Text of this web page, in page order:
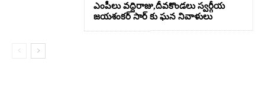
ఎంపీలు వద్దిరాజు,దీవకొండలు స్వర్గీయ
జయశంకర్ సార్ కు ఘన నివాళులు